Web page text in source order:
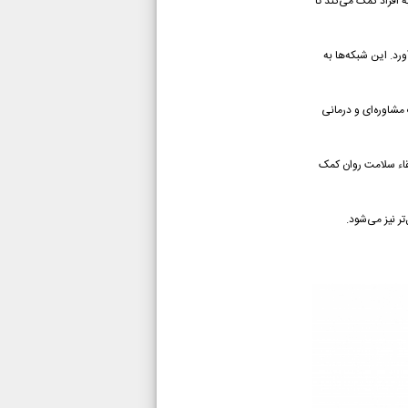
این شبکه‌ها به
و درمانی
سلامت روان کمک
نیز می‌شود.